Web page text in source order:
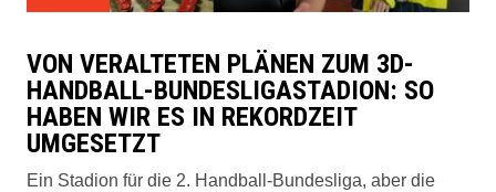
VON VERALTETEN PLÄNEN ZUM 3D-
HANDBALL-BUNDESLIGASTADION: SO
HABEN WIR ES IN REKORDZEIT
UMGESETZT
Ein Stadion für die 2. Handball-Bundesliga, aber die